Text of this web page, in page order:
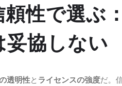
性で選ぶ
協しない
透明性とライセンスの強度だ。